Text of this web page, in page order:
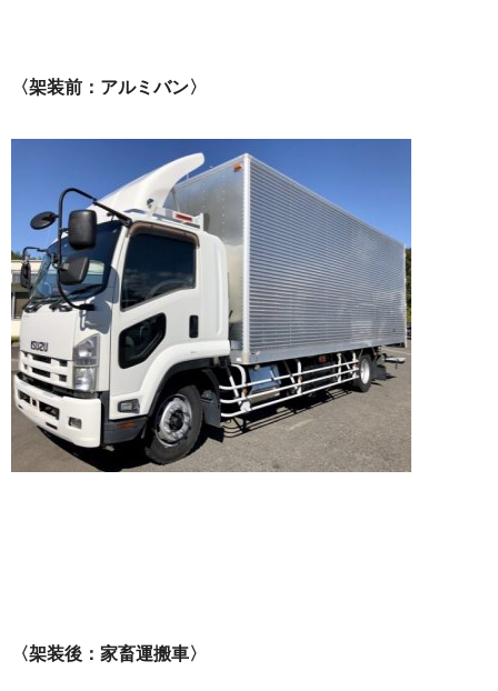
〈架装前：アルミバン〉
〈架装後：家畜運搬車〉